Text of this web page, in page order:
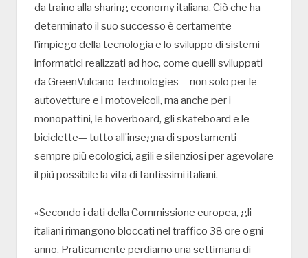
da traino alla sharing economy italiana. Ciò che ha
determinato il suo successo è certamente
l’impiego della tecnologia e lo sviluppo di sistemi
informatici realizzati ad hoc, come quelli sviluppati
da GreenVulcano Technologies —non solo per le
autovetture e i motoveicoli, ma anche per i
monopattini, le hoverboard, gli skateboard e le
biciclette— tutto all’insegna di spostamenti
sempre più ecologici, agili e silenziosi per agevolare
il più possibile la vita di tantissimi italiani.
«Secondo i dati della Commissione europea, gli
italiani rimangono bloccati nel traffico 38 ore ogni
anno. Praticamente perdiamo una settimana di